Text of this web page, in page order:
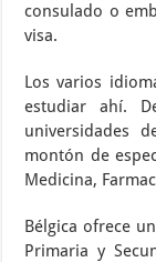
consulado o
visa.
Los varios
estudiar ahí.
universidades
montón de
Medicina,
Bélgica ofrece
Primaria y